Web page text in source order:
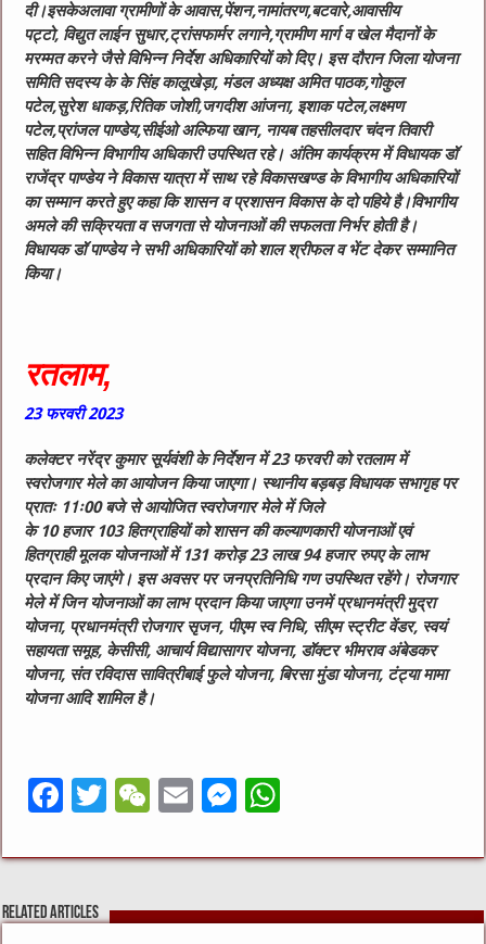
दी।इसकेअलावा ग्रामीणों के आवास,पेंशन,नामांतरण,बटवारे,आवासीय
पट्टो, विद्युत लाईन सुधार,ट्रांसफार्मर लगाने,ग्रामीण मार्ग व खेल मैदानों के
मरम्मत करने जैसे विभिन्न निर्देश अधिकारियों को दिए। इस दौरान जिला योजना
समिति सदस्य के के सिंह कालूखेड़ा, मंडल अध्यक्ष अमित पाठक,गोकुल
पटेल,सुरेश धाकड़,रितिक जोशी,जगदीश आंजना, इशाक पटेल,लक्ष्मण
पटेल,प्रांजल पाण्डेय,सीईओ अल्फिया खान, नायब तहसीलदार चंदन तिवारी
सहित विभिन्न विभागीय अधिकारी उपस्थित रहे। अंतिम कार्यक्रम में विधायक डॉ
राजेंद्र पाण्डेय ने विकास यात्रा में साथ रहे विकासखण्ड के विभागीय अधिकारियों
का सम्मान करते हुए कहा कि शासन व प्रशासन विकास के दो पहिये है।विभागीय
अमले की सक्रियता व सजगता से योजनाओं की सफलता निर्भर होती है।
विधायक डॉ पाण्डेय ने सभी अधिकारियों को शाल श्रीफल व भेंट देकर सम्मानित
किया।
रतलाम,
23फरवरी2023
कलेक्टर नरेंद्र कुमार सूर्यवंशी के निर्देशन में 23 फरवरी को रतलाम में
स्वरोजगार मेले का आयोजन किया जाएगा। स्थानीय बड़बड़ विधायक सभागृह पर
प्रातः 11ः00 बजे से आयोजित स्वरोजगार मेले में जिले
के 10 हजार 103 हितग्राहियों को शासन की कल्याणकारी योजनाओं एवं
हितग्राही मूलक योजनाओं में 131 करोड़ 23 लाख 94 हजार रुपए के लाभ
प्रदान किए जाएंगे। इस अवसर पर जनप्रतिनिधि गण उपस्थित रहेंगे। रोजगार
मेले में जिन योजनाओं का लाभ प्रदान किया जाएगा उनमें प्रधानमंत्री मुद्रा
योजना, प्रधानमंत्री रोजगार सृजन, पीएम स्व निधि, सीएम स्ट्रीट वेंडर, स्वयं
सहायता समूह, केसीसी, आचार्य विद्यासागर योजना, डॉक्टर भीमराव अंबेडकर
योजना, संत रविदास सावित्रीबाई फुले योजना, बिरसा मुंडा योजना, टंट्या मामा
योजना आदि शामिल है।
F
c
e
b
T
it
te
r
W
C
h
at
E
ai
l
M
ss
e
n
at
s
A
Related Articles